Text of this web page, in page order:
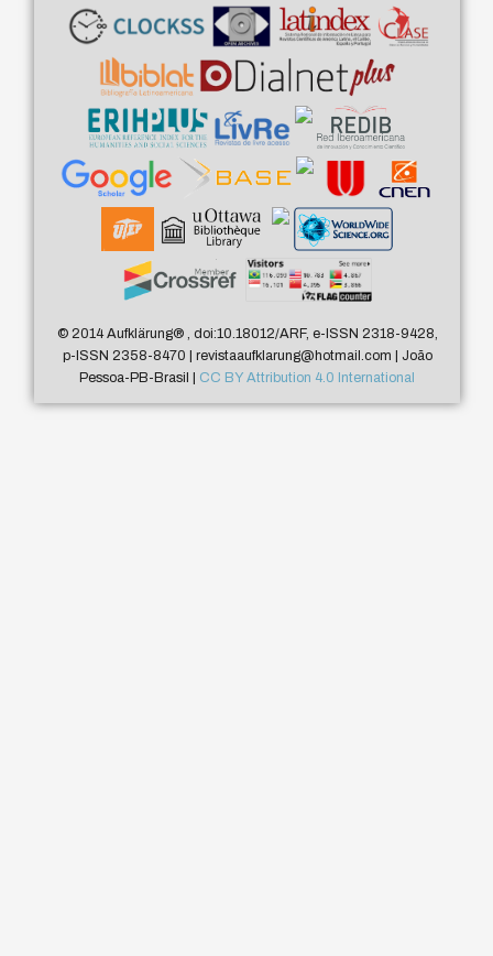
© 2014 Aufklärung®, doi:10.18012/ARF, e-ISSN 2318-9428,
p-ISSN 2358-8470 | revistaaufklarung@hotmail.com | João
Pessoa-PB-Brasil | CC BY Attribution 4.0 International